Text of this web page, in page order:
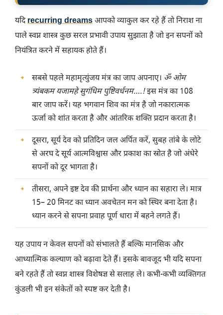
यदिrecurring dreamsआपको व्याकुल कर रहे हैं तो निराश ना
पाले स्वप्न शास्त्र कुछ सरल प्रभावी उपाय सुझाता है जो इन सपनों को
नियंत्रित करने में सहायक होते हैं।
सबसे पहले महामृत्युंजय मंत्र का जाप अपनाए। ॐ ओम
त्र्यंबकम यजामहे सुगंधिम पुष्टिवर्धनम….!इस मंत्र का 108
बार जाप करें। यह भगवान शिव का मंत्र है जो नकारात्मक
ऊर्जा को शांत करता है और आंतरिक शक्ति प्रदान करता है।
दूसरा, सूर्य देव को प्रतिदिन जल अर्पित करें, सुबह तांबे के लोटे
से अरघ दे सूर्य आत्मविश्वास और प्रकाश का स्रोत है जो अंधेरे
सपनों को दूर भागता है।
तीसरा, अपने इष्ट देव की प्रार्थना और ध्यान का सहारा ले। मात्र
15– 20 मिनट का ध्यान अवचेतन मन को स्थिर बना देता है।
ध्यान करने से सपना प्रवाह पूर्ण धारा में बहने लगते हैं।
यह उपाय न केवल सपनों को संभालते हैं बल्कि मानसिक और
आध्यात्मिक कल्याण को बढ़ावा देते हैं। इसके बावजूद भी यदि सपना
बने रहते हैं तो स्वप्न शास्त्र विशेषज्ञ से सलाह ले। कभी-कभी व्यक्तिगत
कुंडली भी इन संकेतों को स्पष्ट कर देती है।